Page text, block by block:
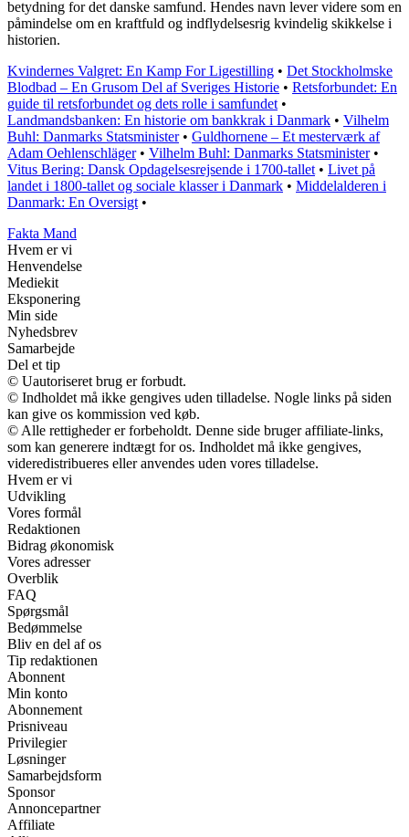
betydning for det danske samfund. Hendes navn lever videre som en
påmindelse om en kraftfuld og indflydelsesrig kvindelig skikkelse i
historien.
Kvindernes Valgret: En Kamp For Ligestilling • Det Stockholmske
Blodbad – En Grusom Del af Sveriges Historie • Retsforbundet: En
guide til retsforbundet og dets rolle i samfundet •
Landmandsbanken: En historie om bankkrak i Danmark • Vilhelm
Buhl: Danmarks Statsminister• Guldhornene – Et mesterværk af
Adam Oehlenschläger• Vilhelm Buhl: Danmarks Statsminister•
Vitus Bering: Dansk Opdagelsesrejsende i 1700-tallet • Livet på
landet i 1800-tallet og sociale klasser i Danmark • Middelalderen i
Danmark: En Oversigt •
Fakta Mand
Hvem er vi
Henvendelse
Mediekit
Eksponering
Min side
Nyhedsbrev
Samarbejde
Del et tip
© Uautoriseret brug er forbudt.
© Indholdet må ikke gengives uden tilladelse. Nogle links på siden
kan give os kommission ved køb.
© Alle rettigheder er forbeholdt. Denne side bruger affiliate-links,
som kan generere indtægt for os. Indholdet må ikke gengives,
videredistribueres eller anvendes uden vores tilladelse.
Hvem er vi
Udvikling
Vores formål
Redaktionen
Bidrag økonomisk
Vores adresser
Overblik
FAQ
Spørgsmål
Bedømmelse
Bliv en del af os
Tip redaktionen
Abonnent
Min konto
Abonnement
Prisniveau
Privilegier
Løsninger
Samarbejdsform
Sponsor
Annoncepartner
Affiliate